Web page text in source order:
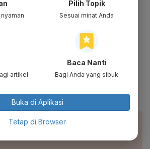
Pilih Topik
Sesuai minat Anda
artikel
Baca Nanti
Bagi Anda yang sibuk
Buka di Aplikasi
Tetap di Browser